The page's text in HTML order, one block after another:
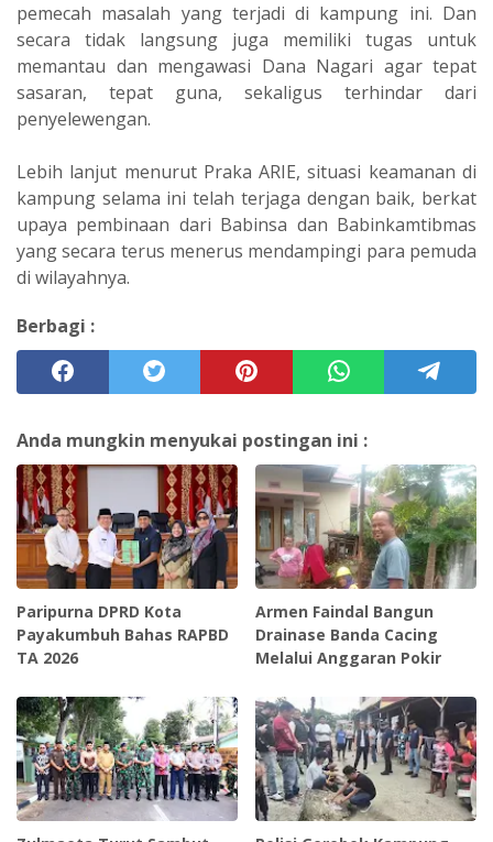
pemecah masalah yang terjadi di kampung ini. Dan
secara tidak langsung juga memiliki tugas untuk
memantau dan mengawasi Dana Nagari agar tepat
sasaran, tepat guna, sekaligus terhindar dari
penyelewengan.
Lebih lanjut menurut Praka ARIE, situasi keamanan di
kampung selama ini telah terjaga dengan baik, berkat
upaya pembinaan dari Babinsa dan Babinkamtibmas
yang secara terus menerus mendampingi para pemuda
di wilayahnya.
Berbagi :
Anda mungkin menyukai postingan ini :
Paripurna DPRD Kota
Payakumbuh Bahas RAPBD
TA 2026
Armen Faindal Bangun
Drainase Banda Cacing
Melalui Anggaran Pokir